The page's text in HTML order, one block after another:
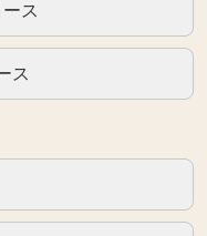
ス
ス